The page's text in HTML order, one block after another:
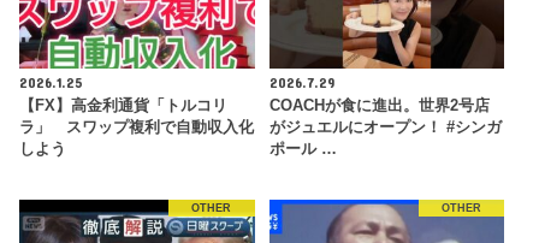
2026.1.25
【FX】高金利通貨「トルコリ
ラ」 スワップ複利で自動収入化
しよう
2026.7.29
COACHが食に進出。世界2号店
がジュエルにオープン！ #シンガ
ポール …
OTHER OTHER